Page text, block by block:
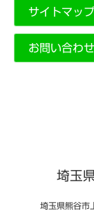
サイトマップ
お問い合わせ
埼玉
埼玉県熊谷